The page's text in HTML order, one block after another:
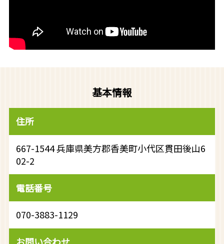
基本情報
住所
667-1544 兵庫県美方郡香美町小代区貫田後山6
02-2
電話番号
070-3883-1129